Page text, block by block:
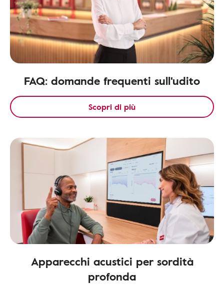
FAQ: domande frequenti sull'udito
Scopri di più
Apparecchi acustici per sordità
profonda